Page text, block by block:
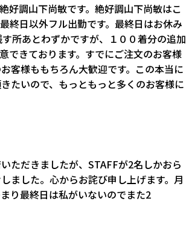
好調山下尚敏です。絶好調山下尚敏はこ
終日以外フル出勤です。最終日はお休み
所あとわずかですが、１００着分の追加
できております。すでにご注文のお客様
客様ももちろん大歓迎です。この本当に
たいので、もっともっと多くのお客様に
ただきましたが、STAFFが2名しかおら
ました。心からお詫び申し上げます。月
り最終日は私がいないのでまた2